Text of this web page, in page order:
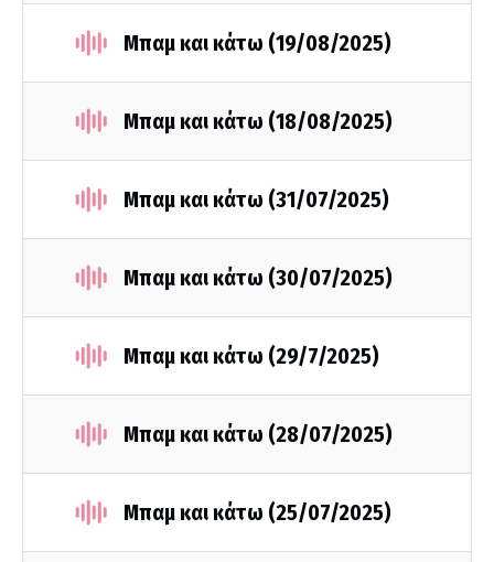
Μπαμ και κάτω (19/08/2025)
Μπαμ και κάτω (18/08/2025)
Μπαμ και κάτω (31/07/2025)
Μπαμ και κάτω (30/07/2025)
Μπαμ και κάτω (29/7/2025)
Μπαμ και κάτω (28/07/2025)
Μπαμ και κάτω (25/07/2025)